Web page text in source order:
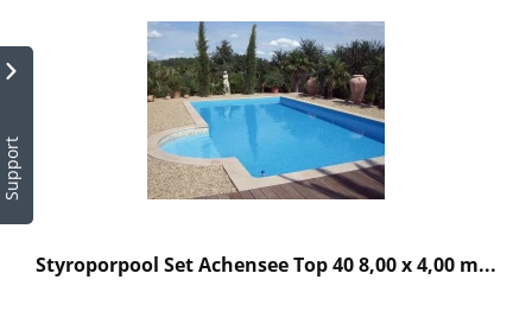
Support
Styroporpool Set Achensee Top 40 8,00 x 4,00 m...